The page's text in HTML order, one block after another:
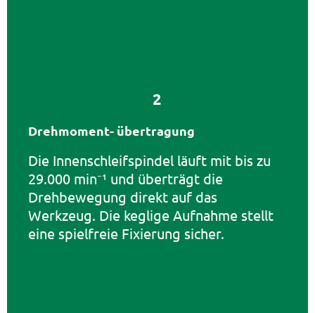
2
Drehmoment- übertragung
Die Innenschleifspindel läuft mit bis zu
29.000 min⁻¹ und überträgt die
Drehbewegung direkt auf das
Werkzeug. Die keglige Aufnahme stellt
eine spielfreie Fixierung sicher.